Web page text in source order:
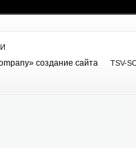
cоздание сайта TSV-